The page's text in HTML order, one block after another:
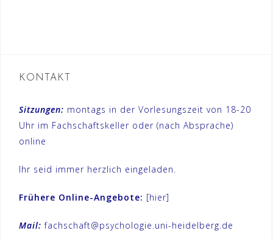
KONTAKT
Sitzungen: montags in der Vorlesungszeit von 18-20
Uhr im Fachschaftskeller oder (nach Absprache)
online
Ihr seid immer herzlich eingeladen.
Frühere Online-Angebote: [hier]
Mail: fachschaft@psychologie.uni-heidelberg.de